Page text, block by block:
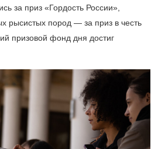
за приз «Гордость России»,
рысистых пород — за приз в честь
призовой фонд дня достиг